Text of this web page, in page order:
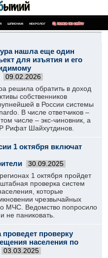
ШПИОНАЖ НЕКРОЛОГ ПОИСК ПО САЙТУ
нашла еще один
для изъятия и его
09.02.2026
решила обратить в доход
собственников
в России системы
В числе ответчиков –
числе – экс-чиновник, а
Рифат Шайхутдинов.
1 октября включат
30.09.2025
1 октября пройдет
проверка систем
которые
чрезвычайных
МЧС. Ведомство попросило
не паниковать.
проверку
населения по
03.03.2025